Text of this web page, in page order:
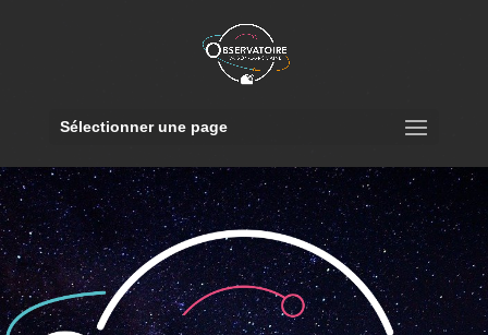
Sélectionner une page